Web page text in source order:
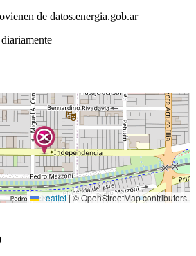
de datos.energia.gob.ar
Leaflet|© OpenStreetMap contributors